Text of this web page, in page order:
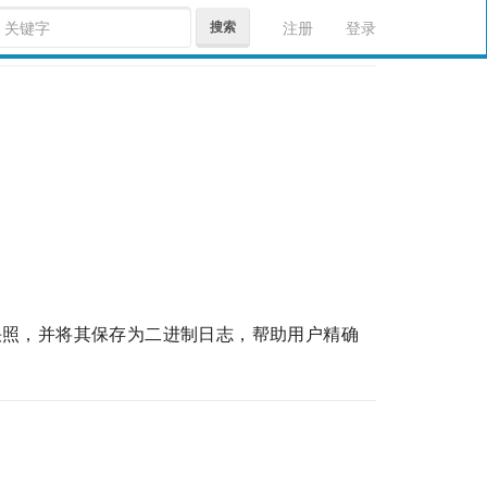
注册 登录
搜索
，并将其保存为二进制日志，帮助用户精确